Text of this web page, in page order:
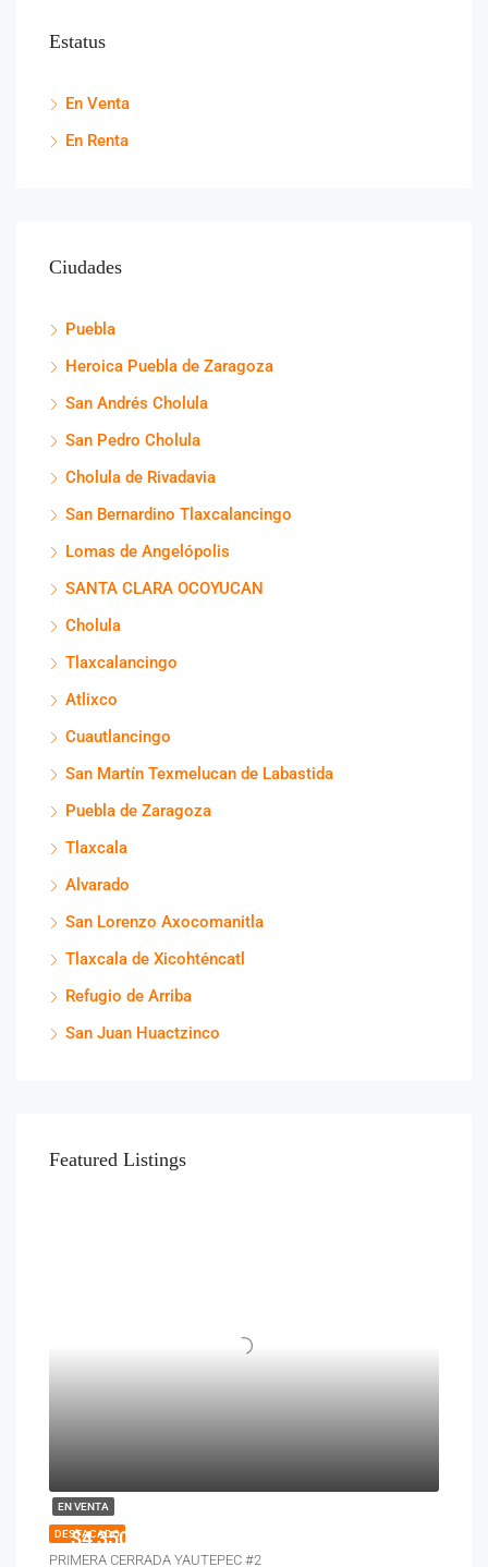
Estatus
En Venta
En Renta
Ciudades
Puebla
Heroica Puebla de Zaragoza
San Andrés Cholula
San Pedro Cholula
Cholula de Rivadavia
San Bernardino Tlaxcalancingo
Lomas de Angelópolis
SANTA CLARA OCOYUCAN
Cholula
Tlaxcalancingo
Atlixco
Cuautlancingo
San Martín Texmelucan de Labastida
Puebla de Zaragoza
Tlaxcala
Alvarado
San Lorenzo Axocomanitla
Tlaxcala de Xicohténcatl
Refugio de Arriba
San Juan Huactzinco
Featured Listings
EN VENTA
DESTACADO
$4,350,000
PRIMERA CERRADA YAUTEPEC #2